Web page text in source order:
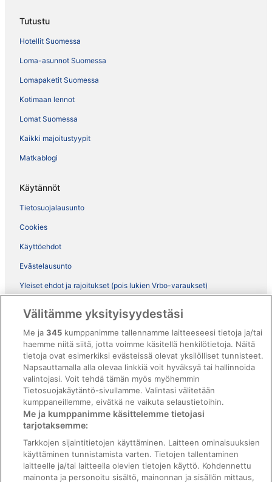
Tutustu
Hotellit Suomessa
Loma-asunnot Suomessa
Lomapaketit Suomessa
Kotimaan lennot
Lomat Suomessa
Kaikki majoitustyypit
Matkablogi
Käytännöt
Tietosuojalausunto
Cookies
Käyttöehdot
Evästelausunto
Yleiset ehdot ja rajoitukset (pois lukien Vrbo-varaukset)
ebookers BONUS+ -ohjelman ehdot
Oikeudelliset tiedot / ota meihin yhteyttä
Sisältövaatimukset ja ilmoituksen tekeminen sisällöstä
Tuki
Ota yhteyttä
Varauksen muuttaminen tai peruuttaminen
Varaa lento lentoyhtiön hyvityskupongeilla
Välitämme yksityisyydestäsi
Me ja345 kumppanimme tallennamme laitteeseesi tietoja ja/tai
haemme niitä siitä, jotta voimme käsitellä henkilötietoja. Näitä
tietoja ovat esimerkiksi evästeissä olevat yksilölliset tunnisteet.
Napsauttamalla alla olevaa linkkiä voit hyväksyä tai hallinnoida
valintojasi. Voit tehdä tämän myös myöhemmin
Tietosuojakäytäntö-sivullamme. Valintasi välitetään
kumppaneillemme, eivätkä ne vaikuta selaustietoihin.
Me ja kumppanimme käsittelemme tietojasi
tarjotaksemme:
Tarkkojen sijaintitietojen käyttäminen. Laitteen ominaisuuksien
käyttäminen tunnistamista varten. Tietojen tallentaminen
laitteelle ja/tai laitteella olevien tietojen käyttö. Kohdennettu
mainonta ja personoitu sisältö, mainonnan ja sisällön mittaus,